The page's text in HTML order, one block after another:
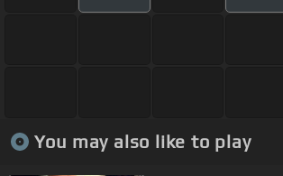
You may also like to play